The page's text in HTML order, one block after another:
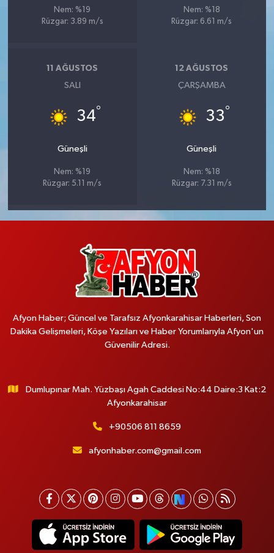
Nem: %19
Rüzgar: 3.89 m/s
Nem: %18
Rüzgar: 6.61 m/s
11 AĞUSTOS
SALI
34°
Güneşli
Nem: %19
Rüzgar: 5.11 m/s
12 AĞUSTOS
ÇARŞAMBA
33°
Güneşli
Nem: %18
Rüzgar: 7.31 m/s
Afyon Haber; Güncel ve Tarafsız Afyonkarahisar Haberleri, Son
Dakika Gelişmeleri, Köşe Yazıları ve Haber Yorumlarıyla Afyon'un
Güvenilir Adresi.
Dumlupınar Mah. Yüzbaşı Agah Caddesi No:44 Daire:3 Kat:2
Afyonkarahisar
+90506 811 8659
afyonhaber.com@gmail.com